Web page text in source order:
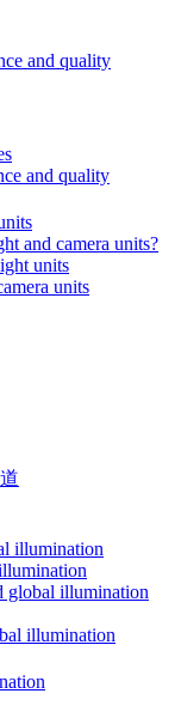
and quality
and quality
and camera units?
units
units
illumination
global illumination
illumination